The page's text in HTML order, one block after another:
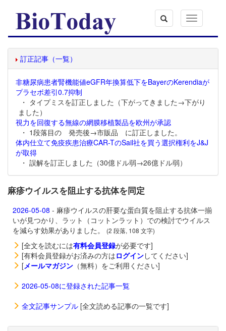
Toggle
navigation
訂正記事（一覧）
非糖尿病患者腎機能値eGFR年換算低下をBayerのKerendiaが
プラセボ差引0.7抑制
・ タイプミスを訂正しました（下がってきました→下がり
ました）
視力を回復する無線の網膜移植製品を欧州が承認
・ 1段落目の 発売後→市販品 に訂正しました。
体内仕立て免疫疾患治療CAR-TのSail社を買う選択権利をJ&J
が取得
・ 誤解を訂正しました（30億ドル弱→26億ドル弱）
麻疹ウイルスを阻止する抗体を同定
2026-05-08 - 麻疹ウイルスの肝要な蛋白質を阻止する抗体一揃
いが見つかり、ラット（コットンラット）での検討でウイルス
を減らす効果がありました。
(2 段落, 108 文字)
[全文を読むには有料会員登録が必要です]
[有料会員登録がお済みの方はログインしてください]
[メールマガジン （無料）をご利用ください]
2026-05-08に登録された記事一覧
全文記事サンプル [全文読める記事の一覧です]